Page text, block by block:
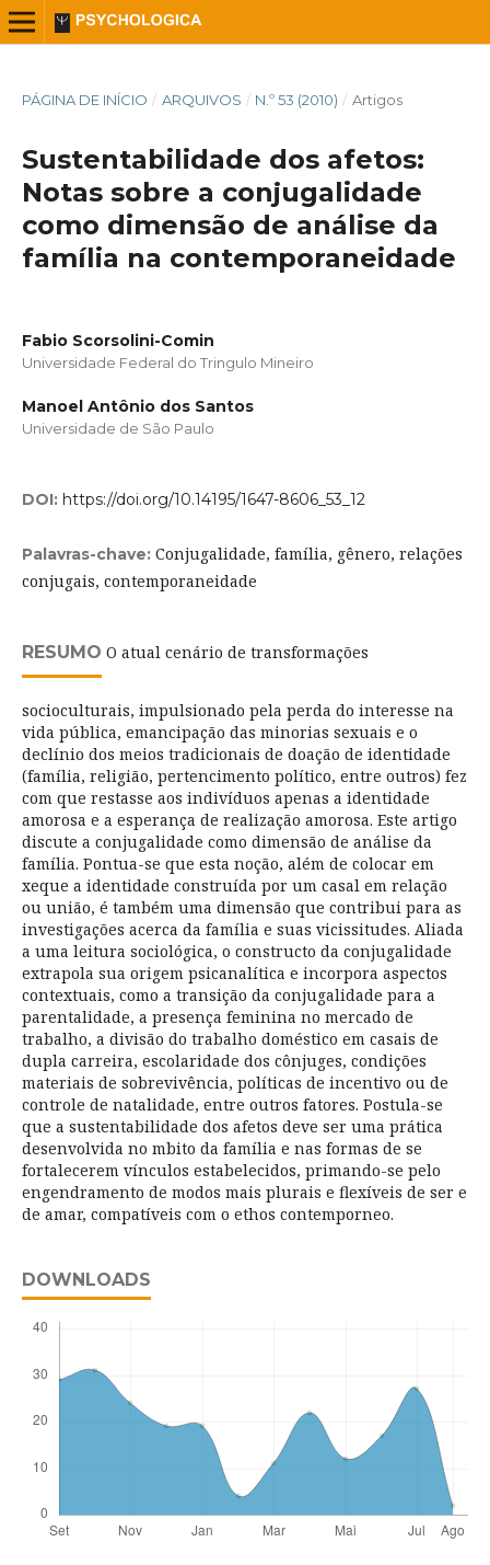
PÁGINA DE INÍCIO / ARQUIVOS / N.º 53 (2010) / Artigos
Sustentabilidade dos afetos:
Notas sobre a conjugalidade
como dimensão de análise da
família na contemporaneidade
Fabio Scorsolini-Comin
Universidade Federal do Tringulo Mineiro
Manoel Antônio dos Santos
Universidade de São Paulo
DOI: https://doi.org/10.14195/1647-8606_53_12
Palavras-chave: Conjugalidade, família, gênero, relações
conjugais, contemporaneidade
RESUMO O atual cenário de transformações
socioculturais, impulsionado pela perda do interesse na
vida pública, emancipação das minorias sexuais e o
declínio dos meios tradicionais de doação de identidade
(família, religião, pertencimento político, entre outros) fez
com que restasse aos indivíduos apenas a identidade
amorosa e a esperança de realização amorosa. Este artigo
discute a conjugalidade como dimensão de análise da
família. Pontua-se que esta noção, além de colocar em
xeque a identidade construída por um casal em relação
ou união, é também uma dimensão que contribui para as
investigações acerca da família e suas vicissitudes. Aliada
a uma leitura sociológica, o constructo da conjugalidade
extrapola sua origem psicanalítica e incorpora aspectos
contextuais, como a transição da conjugalidade para a
parentalidade, a presença feminina no mercado de
trabalho, a divisão do trabalho doméstico em casais de
dupla carreira, escolaridade dos cônjuges, condições
materiais de sobrevivência, políticas de incentivo ou de
controle de natalidade, entre outros fatores. Postula-se
que a sustentabilidade dos afetos deve ser uma prática
desenvolvida no mbito da família e nas formas de se
fortalecerem vínculos estabelecidos, primando-se pelo
engendramento de modos mais plurais e flexíveis de ser e
de amar, compatíveis com o ethos contemporneo.
DOWNLOADS